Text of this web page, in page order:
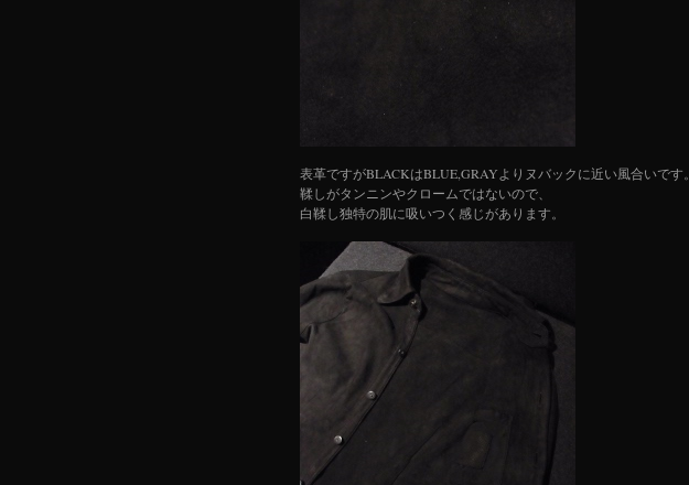
表革ですがBLACKはBLUE,GRAYよりヌバックに近い風合いです。
鞣しがタンニンやクロームではないので、
白鞣し独特の肌に吸いつく感じがあります。